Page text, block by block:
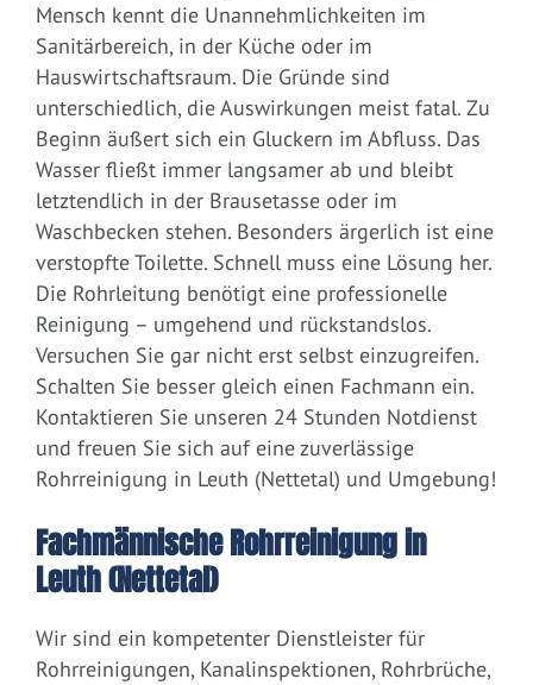
Mensch kennt die Unannehmlichkeiten im
Sanitärbereich, in der Küche oder im
Hauswirtschaftsraum. Die Gründe sind
unterschiedlich, die Auswirkungen meist fatal. Zu
Beginn äußert sich ein Gluckern im Abfluss. Das
Wasser fließt immer langsamer ab und bleibt
letztendlich in der Brausetasse oder im
Waschbecken stehen. Besonders ärgerlich ist eine
verstopfte Toilette. Schnell muss eine Lösung her.
Die Rohrleitung benötigt eine professionelle
Reinigung – umgehend und rückstandslos.
Versuchen Sie gar nicht erst selbst einzugreifen.
Schalten Sie besser gleich einen Fachmann ein.
Kontaktieren Sie unseren 24 Stunden Notdienst
und freuen Sie sich auf eine zuverlässige
Rohrreinigung in Leuth (Nettetal) und Umgebung!
Fachmännische Rohrreinigung in
Leuth (Nettetal)
Wir sind ein kompetenter Dienstleister für
Rohrreinigungen, Kanalinspektionen, Rohrbrüche,